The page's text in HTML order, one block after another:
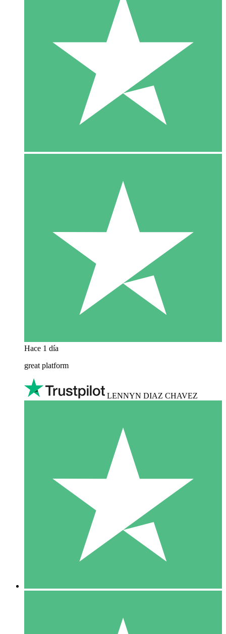
Hace 1 día
great platform
LENNYN DIAZ CHAVEZ